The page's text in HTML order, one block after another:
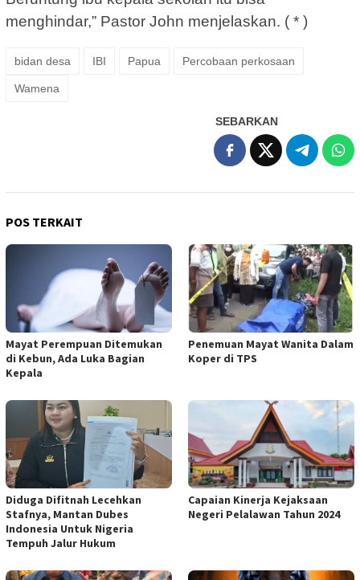
menghindar,” Pastor John menjelaskan. ( * )
bidan desa IBI Papua Percobaan perkosaan
Wamena
SEBARKAN
POS TERKAIT
Mayat Perempuan Ditemukan
di Kebun, Ada Luka Bagian
Kepala
Penemuan Mayat Wanita Dalam
Koper di TPS
Diduga Difitnah Lecehkan
Stafnya, Mantan Dubes
Indonesia Untuk Nigeria
Tempuh Jalur Hukum
Capaian Kinerja Kejaksaan
Negeri Pelalawan Tahun 2024